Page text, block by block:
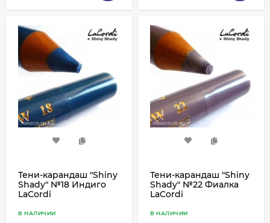
Тени-карандаш "Shiny
Shady" №18 Индиго
LaCordi
В НАЛИЧИИ
Тени-карандаш "Shiny
Shady" №22 Фиалка
LaCordi
В НАЛИЧИИ